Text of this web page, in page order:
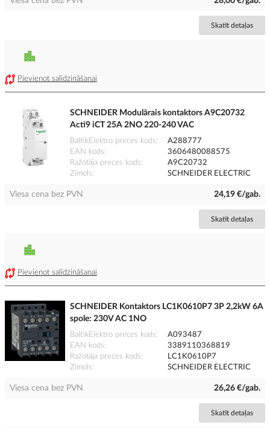
Skatīt detaļas
Pievienot salīdzināšanai
SCHNEIDER Modulārais kontaktors A9C20732
Acti9 iCT 25A 2NO 220-240 VAC
BaltikElektro preces kods
A288777
EAN kods
3606480088575
Ražotāja preces kods
A9C20732
Zīmols
SCHNEIDER ELECTRIC
Viesa cena bez PVN 24,19 €/gab.
Skatīt detaļas
Pievienot salīdzināšanai
SCHNEIDER Kontaktors LC1K0610P7 3P 2,2kW 6A
spole: 230V AC 1NO
BaltikElektro preces kods
A093487
EAN kods
3389110368819
Ražotāja preces kods
LC1K0610P7
Zīmols
SCHNEIDER ELECTRIC
Viesa cena bez PVN 26,26 €/gab.
Skatīt detaļas